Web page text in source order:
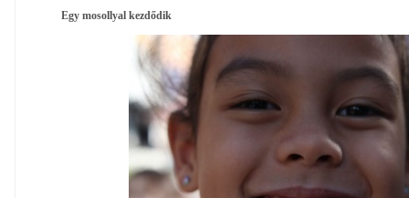
Egy mosollyal kezdődik